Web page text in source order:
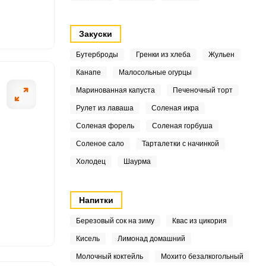
Закуски
Бутерброды Гренки из хлеба Жульен
Канапе Малосольные огурцы
Маринованная капуста Печеночный торт
Рулет из лаваша Соленая икра
Соленая форель Соленая горбуша
Соленое сало Тарталетки с начинкой
Холодец Шаурма
Напитки
Березовый сок на зиму Квас из цикория
Кисель Лимонад домашний
Молочный коктейль Мохито безалкогольный
промываем
пленку,
кипятком. Через
Нарезаем